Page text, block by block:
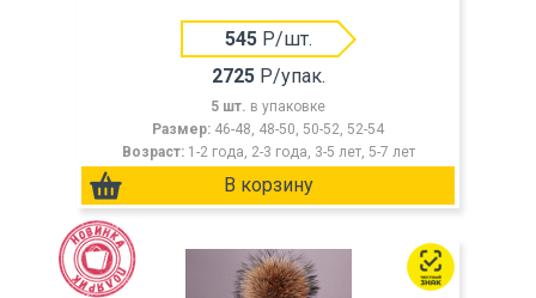
545Р/шт.
2725Р/упак.
5 шт. в упаковке
Размер: 46-48, 48-50, 50-52, 52-54
Возраст: 1-2 года, 2-3 года, 3-5 лет, 5-7 лет